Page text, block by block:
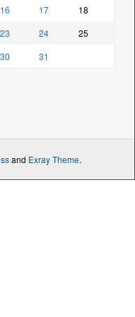
16 17
18
23 24
25
30 31
and Exray Theme.